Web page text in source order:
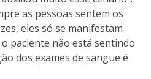
as pessoas sentem os
eles só se manifestam
paciente não está sentindo
dos exames de sangue é